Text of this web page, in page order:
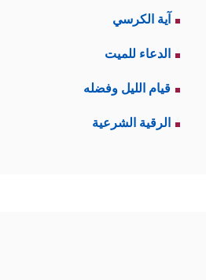
آية الكرسي
الدعاء للميت
قيام الليل وفضله
الرقية الشرعية